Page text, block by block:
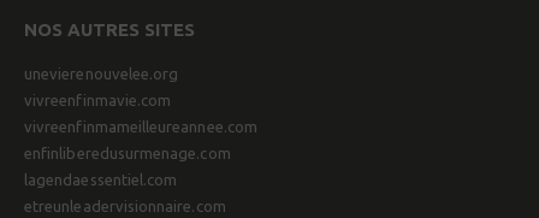
NOS AUTRES SITES
unevierenouvelee.org
vivreenfinmavie.com
vivreenfinmameilleureannee.com
enfinliberedusurmenage.com
lagendaessentiel.com
etreunleadervisionnaire.com